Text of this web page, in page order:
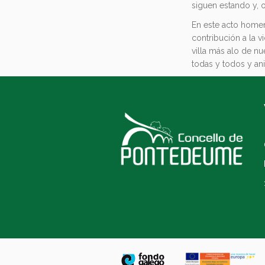
siguen estando y,
En este acto
contribución a la
villa más alo de
todas y todos y